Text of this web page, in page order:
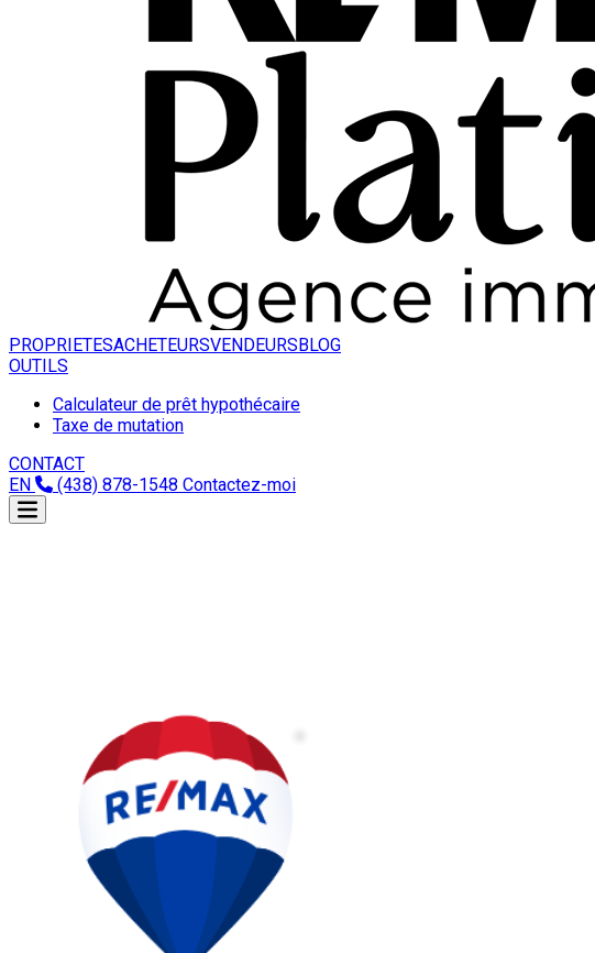
PROPRIETESACHETEURSVENDEURSBLOG
OUTILS
Calculateur de prêt hypothécaire
Taxe de mutation
CONTACT
EN
(438) 878-1548 Contactez-moi